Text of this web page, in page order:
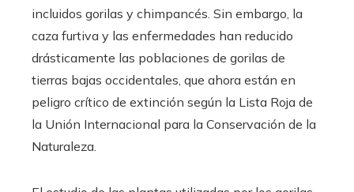
incluidos gorilas y chimpancés. Sin embargo, la
caza furtiva y las enfermedades han reducido
drásticamente las poblaciones de gorilas de
tierras bajas occidentales, que ahora están en
peligro crítico de extinción según la Lista Roja de
la Unión Internacional para la Conservación de la
Naturaleza.